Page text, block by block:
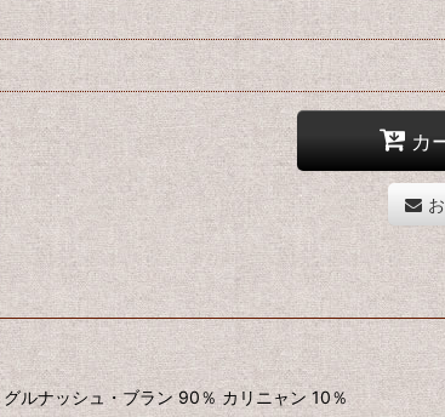
カ
ルナッシュ・ブラン 90％ カリニャン 10％